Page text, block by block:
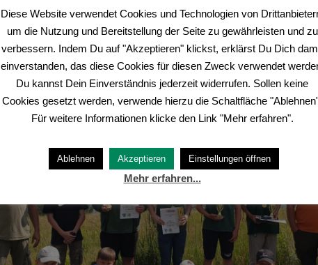
Diese Website verwendet Cookies und Technologien von
um die Nutzung und Bereitstellung der Seite zu gewährleisten und zu
verbessern. Indem Du auf "Akzeptieren" klickst, erklärst Du Dich
einverstanden, das diese Cookies für diesen Zweck verwendet
Du kannst Dein Einverständnis jederzeit widerrufen. Sollen keine
Cookies gesetzt werden, verwende hierzu die Schaltfläche
Für weitere Informationen klicke den Link "Mehr erfahren".
Ablehnen Akzeptieren Einstellungen öffnen
Mehr erfahren...